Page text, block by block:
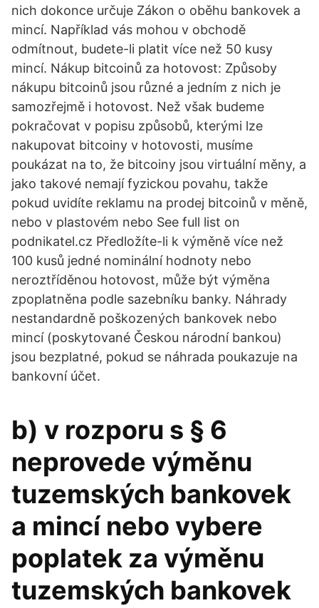
nich dokonce určuje Zákon o oběhu bankovek a
mincí. Například vás mohou v obchodě
odmítnout, budete-li platit více než 50 kusy
mincí. Nákup bitcoinů za hotovost: Způsoby
nákupu bitcoinů jsou různé a jedním z nich je
samozřejmě i hotovost. Než však budeme
pokračovat v popisu způsobů, kterými lze
nakupovat bitcoiny v hotovosti, musíme
poukázat na to, že bitcoiny jsou virtuální měny, a
jako takové nemají fyzickou povahu, takže
pokud uvidíte reklamu na prodej bitcoinů v měně,
nebo v plastovém nebo See full list on
podnikatel.cz Předložíte-li k výměně více než
100 kusů jedné nominální hodnoty nebo
neroztříděnou hotovost, může být výměna
zpoplatněna podle sazebníku banky. Náhrady
nestandardně poškozených bankovek nebo
mincí (poskytované Českou národní bankou)
jsou bezplatné, pokud se náhrada poukazuje na
bankovní účet.
b) v rozporu s § 6
neprovede výměnu
tuzemských bankovek
a mincí nebo vybere
poplatek za výměnu
tuzemských bankovek